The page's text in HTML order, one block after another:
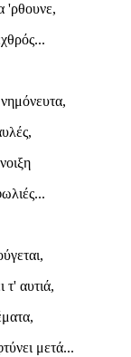
'ρθουνε,
τ' αυτιά,
μετά...